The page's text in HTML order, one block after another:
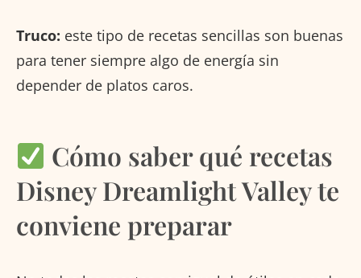
Truco: este tipo de recetas sencillas son buenas
para tener siempre algo de energía sin
depender de platos caros.
Cómo saber qué recetas
Disney Dreamlight Valley te
conviene preparar